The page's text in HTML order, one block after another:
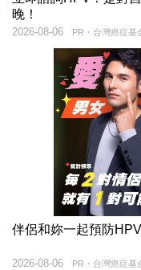
晚！
PR・台灣癌症基
2026-08-06
伴侶和妳一起預防
PR・台灣癌症基
2026-08-06